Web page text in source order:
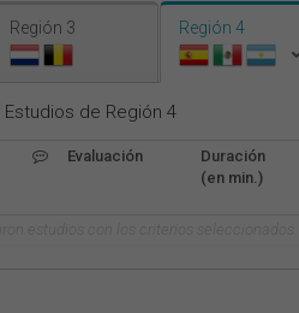
Región 3 Región 4
Estudios de Región 4
Evaluación
Duración
(en min.)